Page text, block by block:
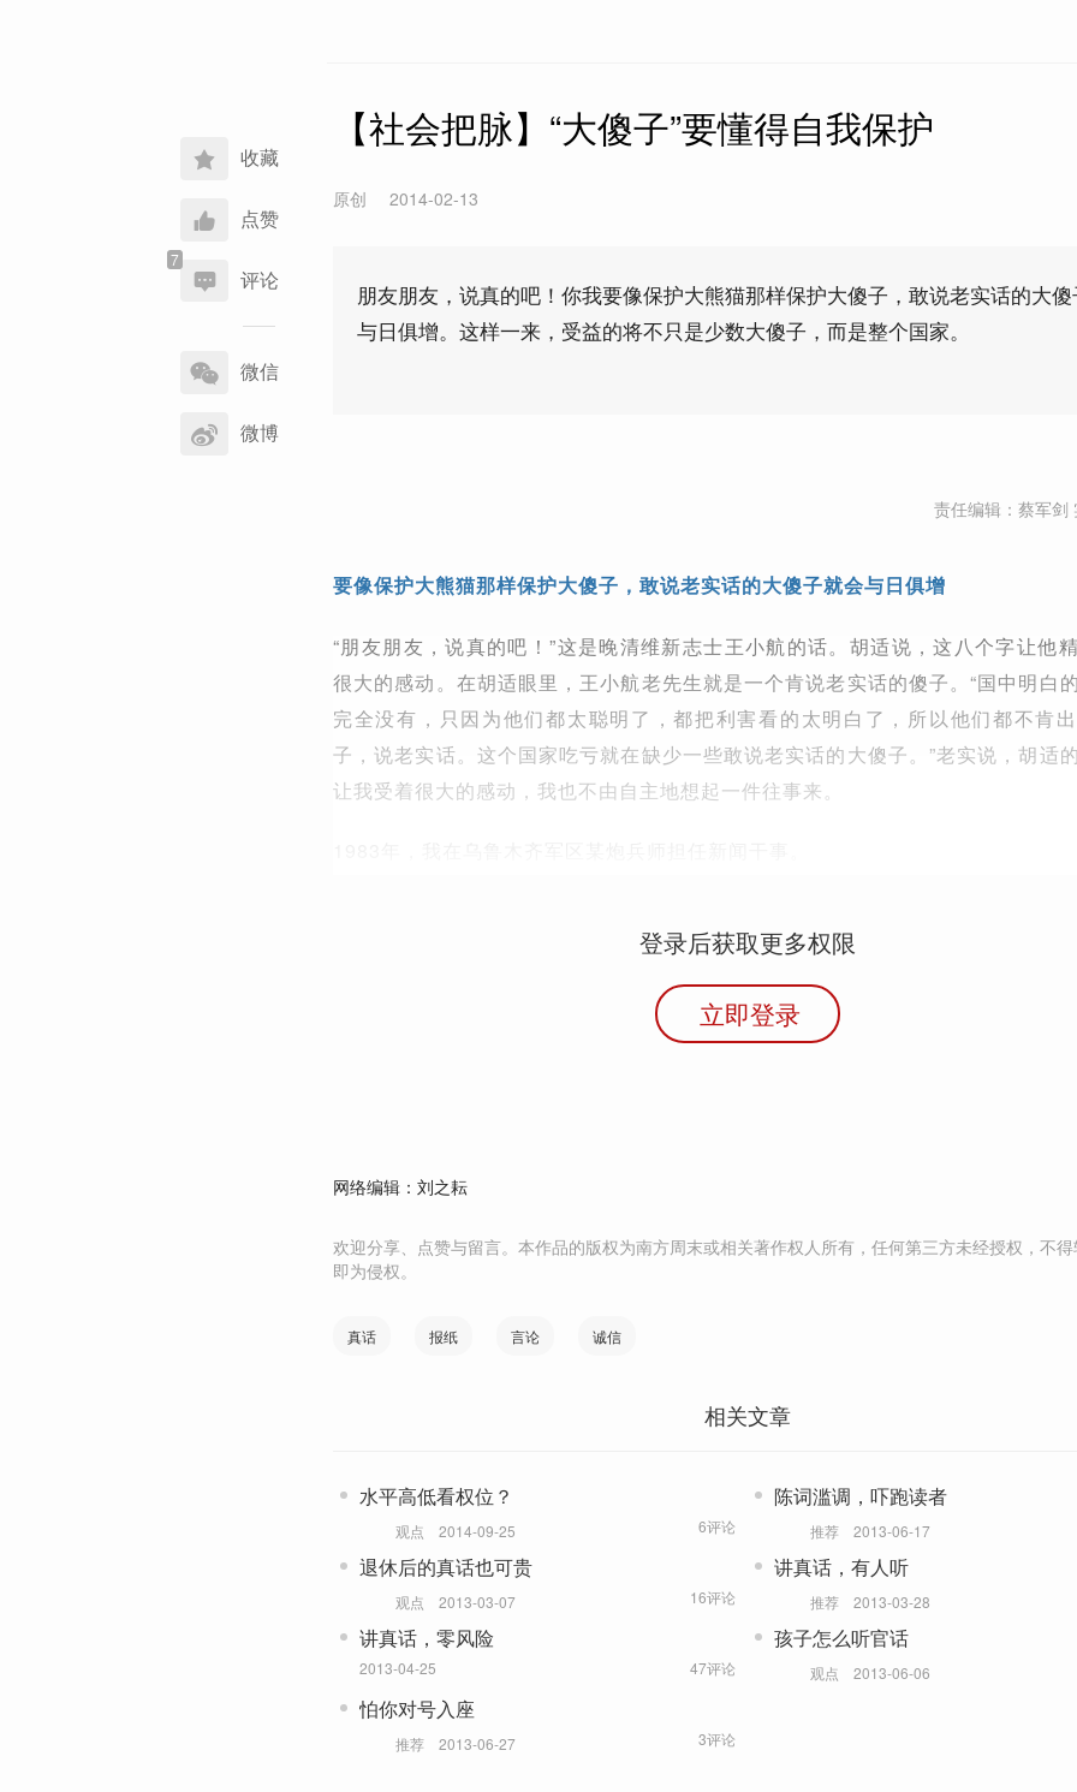
收藏
点赞
评论
享
到
微信
微博
【社会把脉】“大傻子”要懂得自我保护
原创 2014-02-13
朋友朋友，说真的吧！你我要像保护大熊猫那样保护大傻子，敢说老实话的大
与日俱增。这样一来，受益的将不只是少数大傻子，而是整个国家。
责任编辑：蔡军剑
要像保护大熊猫那样保护大傻子，敢说老实话的大傻子就会与日俱增
“朋友朋友，说真的吧！”这是晚清维新志士王小航的话。胡适说，这八个字让他
很大的感动。在胡适眼里，王小航老先生就是一个肯说老实话的傻子。“国中明白
完全没有，只因为他们都太聪明了，都把利害看的太明白了，所以他们都不肯
子，说老实话。这个国家吃亏就在缺少一些敢说老实话的大傻子。”老实说，胡适
让我受着很大的感动，我也不由自主地想起一件往事来。
登录后获取更多权限
立即登录
网络编辑：刘之耘
欢迎分享、点赞与留言。本作品的版权为南方周末或相关著作权人所有，任何第三方未经授权，不
即为侵权。
真话 报纸 言论 诚信
相关文章
水平高低看权位？
观点 2014-09-25 6评论
陈词滥调，吓跑读者
推荐 2013-06-17
退休后的真话也可贵
观点 2013-03-07 16评论
讲真话，有人听
推荐 2013-03-28
讲真话，零风险
2013-04-25 47评论
孩子怎么听官话
观点 2013-06-06
怕你对号入座
推荐 2013-06-27 3评论